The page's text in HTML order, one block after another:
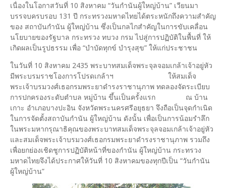
เนื่องในโอกาสวันที่ 10 สิงหาคม “วันกำนันผู้ใหญ่บ้าน” เวียนมา
บรรจบครบรอบ 131 ปี กระทรวงมหาดไทยได้ตระหนักถึงความสำคัญ
ของ สถาบันกํานัน ผู้ใหญ่บ้าน ซึ่งเป็นกลไกสำคัญในการขับเคลื่อน
นโยบายของรัฐบาล กระทรวง ทบวง กรม ไปสู่การปฏิบัติในพื้นที่ ให้
เกิดผลเป็นรูปธรรม เพื่อ “บำบัดทุกข์ บำรุงสุข” ให้แก่ประชาชน
ในวันที่ 10 สิงหาคม 2435 พระบาทสมเด็จพระจุลจอมเกล้าเจ้าอยู่หัว
มีพระบรมราชโองการโปรดเกล้าฯ ให้สมเด็จ
พระเจ้าบรมวงศ์เธอกรมพระยาดำรงราชานุภาพ ทดลองจัดระเบียบ
การปกครองระดับตำบล หมู่บ้าน ขึ้นเป็นครั้งแรก ณ บ้าน
เกาะ อำเภอบางปะอิน จังหวัดพระนครศรีอยุธยา จึงถือเป็นจุดกำเนิด
ในการจัดตั้งสถาบันกำนัน ผู้ใหญ่บ้าน ดังนั้น เพื่อเป็นการน้อมรำลึก
ในพระมหากรุณาธิคุณของพระบาทสมเด็จพระจุลจอมเกล้าเจ้าอยู่หัว
และสมเด็จพระเจ้าบรมวงศ์เธอกรมพระยาดำรงราชานุภาพ รวมถึง
เพื่อยกย่องเชิดชูการปฏิบัติหน้าที่ของกำนัน ผู้ใหญ่บ้าน กระทรวง
มหาดไทยจึงได้ประกาศให้วันที่ 10 สิงหาคมของทุกปีเป็น “วันกำนัน
ผู้ใหญ่บ้าน”